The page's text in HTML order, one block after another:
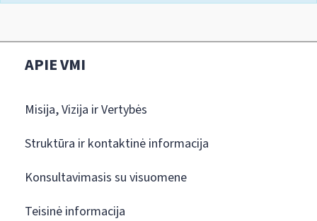
APIE VMI
Misija, Vizija ir Vertybės
Struktūra ir kontaktinė informacija
Konsultavimasis su visuomene
Teisinė informacija